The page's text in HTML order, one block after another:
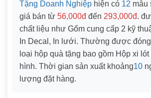
Tặng Doanh Nghiệp hiện có 12 mẫu
giá bán từ 56,000đ đến 293,000đ.
chất liệu như Gốm cung cấp 2 kỹ
In Decal, In lưới. Thường được
loại hộp quà tặng bao gồm Hộp xi
hình. Thời gian sản xuất khoảng10
lượng đặt hàng.